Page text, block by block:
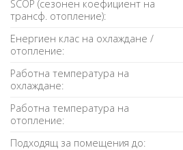
SCOP (сезонен коефициент на
трансф. отопление):
Енергиен клас на охлаждане /
отопление:
Работна температура на
охлаждане:
Работна температура на
отопление:
Подходящ за помещения до: